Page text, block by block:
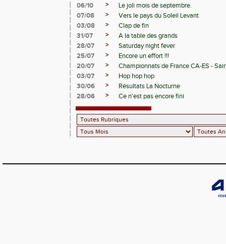
06/10
>
Le joli mois de septembre.
07/08
>
Vers le pays du Soleil Levant
03/08
>
Clap de fin
31/07
>
A la table des grands
28/07
>
Saturday night fever
25/07
>
Encore un effort !!!
20/07
>
Championnats de France CA-ES -
03/07
>
Hop hop hop
30/06
>
Résultats La Nocturne
28/06
> Ce n'est pas encore fini